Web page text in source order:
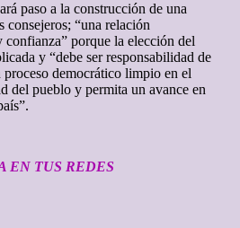
paso a la construcción de una
consejeros; “una relación
porque la elección del
y “debe ser responsabilidad de
proceso democrático limpio en el
del pueblo y permita un avance en
EN TUS REDES